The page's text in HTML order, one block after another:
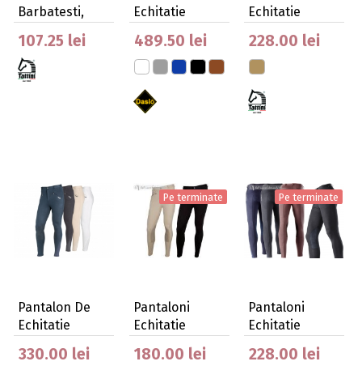
Barbatesti,
107.25 lei
Echitatie
Barbatesti
Dedalo D…
489.50 lei
Echitatie
Barbatesti
Larice T…
228.00 lei
Pantalon De
Echitatie
Barbati Daslo
All…
330.00 lei
Pe terminate
Pantaloni
Echitatie
Barbatesti
Febo Das…
180.00 lei
Pe terminate
Pantaloni
Echitatie
Barbatesti
Daslö Ex…
228.00 lei